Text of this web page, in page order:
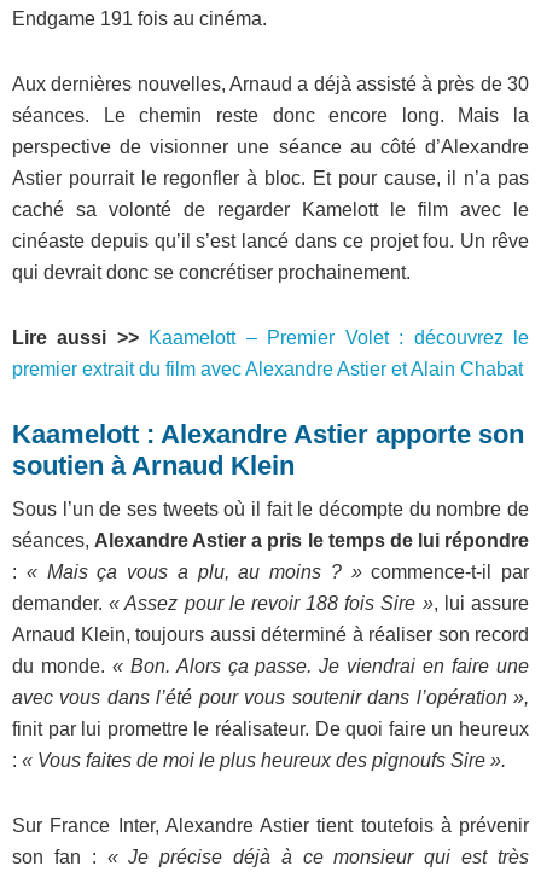
Endgame 191 fois au cinéma.
Aux dernières nouvelles, Arnaud a déjà assisté à près de 30
séances. Le chemin reste donc encore long. Mais la
perspective de visionner une séance au côté d’Alexandre
Astier pourrait le regonfler à bloc. Et pour cause, il n’a pas
caché sa volonté de regarder Kamelott le film avec le
cinéaste depuis qu’il s’est lancé dans ce projet fou. Un rêve
qui devrait donc se concrétiser prochainement.
Lire aussi >> Kaamelott – Premier Volet : découvrez le
premier extrait du film avec Alexandre Astier et Alain Chabat
Kaamelott : Alexandre Astier apporte son
soutien à Arnaud Klein
Sous l’un de ses tweets où il fait le décompte du nombre de
séances, Alexandre Astier a pris le temps de lui répondre
: « Mais ça vous a plu, au moins ? »commence-t-il par
demander.« Assez pour le revoir 188 fois Sire », lui assure
Arnaud Klein, toujours aussi déterminé à réaliser son record
du monde. « Bon. Alors ça passe. Je viendrai en faire une
avec vous dans l’été pour vous soutenir dans l’opération »,
finit par lui promettre le réalisateur. De quoi faire un heureux
: « Vous faites de moi le plus heureux des pignoufs Sire ».
Sur France Inter, Alexandre Astier tient toutefois à prévenir
son fan : « Je précise déjà à ce monsieur qui est très